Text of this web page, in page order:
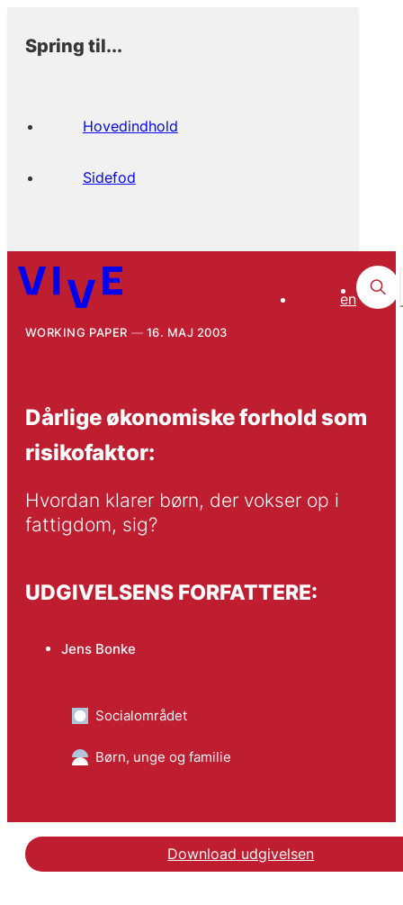
Spring til...
Hovedindhold
Sidefod
en
WORKING PAPER 16. MAJ 2003
Dårlige økonomiske forhold som
risikofaktor:
Hvordan klarer børn, der vokser op i
fattigdom, sig?
UDGIVELSENS FORFATTERE:
Jens Bonke
Socialområdet
Børn, unge og familie
Download udgivelsen